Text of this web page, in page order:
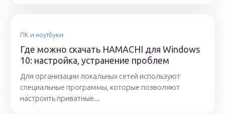
ПК и ноутбуки
Где можно скачать HAMACHI для Windows
10: настройка, устранение проблем
Для организации локальных сетей используют
специальные программы, которые позволяют
настроить приватные...